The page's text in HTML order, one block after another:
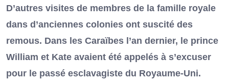
D’autres visites de membres de la famille royale
dans d’anciennes colonies ont suscité des
remous. Dans les Caraïbes l’an dernier, le prince
William et Kate avaient été appelés à s’excuser
pour le passé esclavagiste du Royaume-Uni.